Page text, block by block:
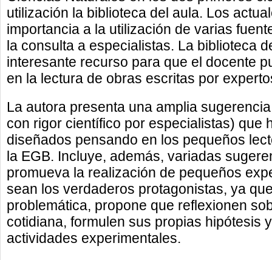
utilización la biblioteca del aula. Los
importancia a la utilización de varias
la consulta a especialistas. La biblioteca
interesante recurso para que el docente
en la lectura de obras escritas por
La autora presenta una amplia
con rigor científico por especialistas) que
diseñados pensando en los pequeños
la EGB. Incluye, además, variadas
promueva la realización de pequeños
sean los verdaderos protagonistas, ya
problemática, propone que reflexionen
cotidiana, formulen sus propias hipótesis
actividades experimentales.